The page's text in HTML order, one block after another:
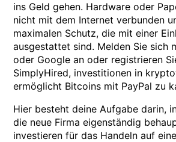
ins Geld gehen. Hardware oder
nicht mit dem Internet verbunden
maximalen Schutz, die mit einer
ausgestattet sind. Melden Sie sich
oder Google an oder registrieren
SimplyHired, investitionen in
ermöglicht Bitcoins mit PayPal zu
Hier besteht deine Aufgabe darin,
die neue Firma eigenständig
investieren für das Handeln auf